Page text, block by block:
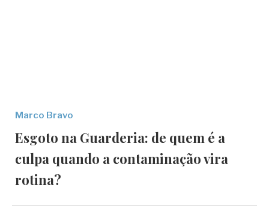
Marco Bravo
Esgoto na Guarderia: de quem é a
culpa quando a contaminação vira
rotina?